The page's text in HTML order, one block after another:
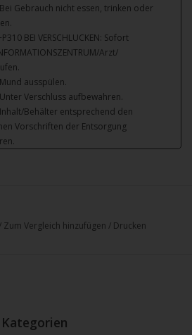
Gebrauch nicht essen, trinken oder
BEI VERSCHLUCKEN: Sofort
Arzt/
ausspülen.
Verschluss aufbewahren.
Behälter entsprechend den
Vorschriften der Entsorgung
Zum Vergleich hinzufügen / Drucken
Kategorien